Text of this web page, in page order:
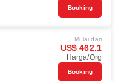
Booking
Mulai dari
US$ 462.1
Harga/Org
Booking